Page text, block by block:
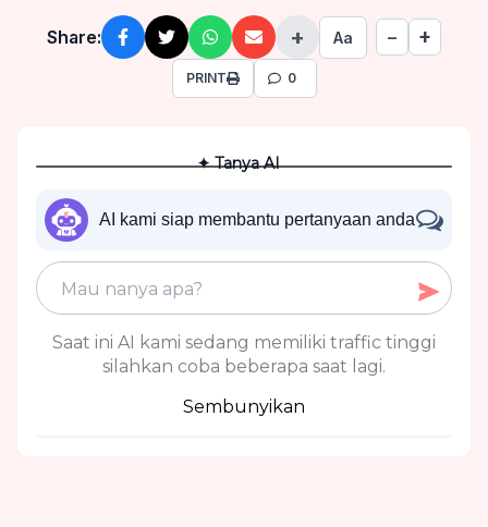
Share: + Aa − +
PRINT 0
✦ Tanya AI
AI kami siap membantu pertanyaan anda
Saat ini AI kami sedang memiliki traffic tinggi
silahkan coba beberapa saat lagi.
Sembunyikan